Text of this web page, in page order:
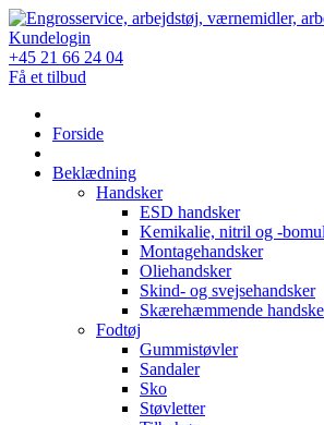
Skip
to
content
Kundelogin
+45 21 66 24 04
Få et tilbud
Forside
Beklædning
Handsker
ESD handsker
Kemikalie, nitril og -
Montagehandsker
Oliehandsker
Skind- og svejsehandsker
Skærehæmmende
Fodtøj
Gummistøvler
Sandaler
Sko
Støvletter